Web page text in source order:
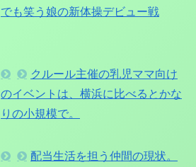
でも笑う娘の新体操デビュー戦
クルール主催の乳児ママ向け
のイベントは、横浜に比べるとかな
りの小規模で。
配当生活を担う仲間の現状。